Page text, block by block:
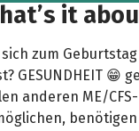
it
zum
GESUNDHEIT 😁
anderen ME/